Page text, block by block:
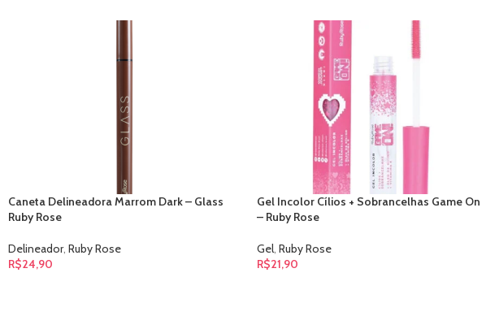
Caneta Delineadora Marrom Dark – Glass
Ruby Rose
Delineador, Ruby Rose
R$24,90
Gel Incolor Cílios + Sobrancelhas Game On
– Ruby Rose
Gel, Ruby Rose
R$21,90